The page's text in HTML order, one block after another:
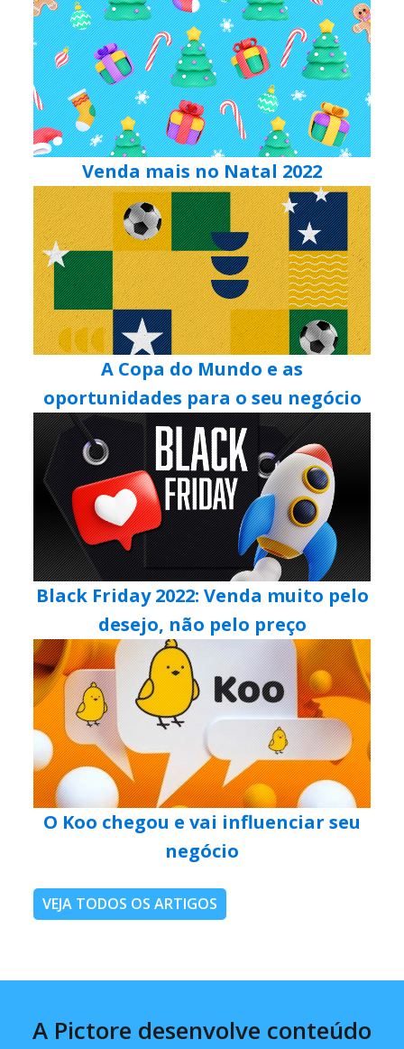
Venda mais no Natal 2022
A Copa do Mundo e as
oportunidades para o seu negócio
Black Friday 2022: Venda muito pelo
desejo, não pelo preço
O Koo chegou e vai influenciar seu
negócio
VEJA TODOS OS ARTIGOS
A Pictore desenvolve conteúdo